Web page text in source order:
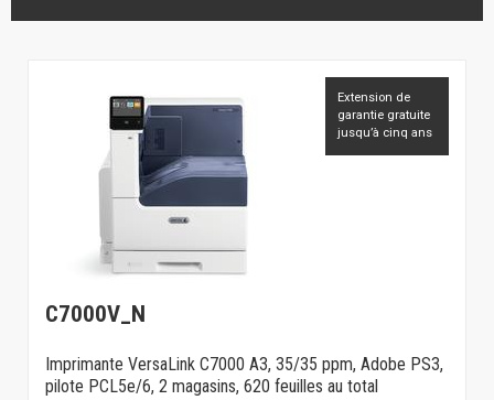
Extension de
garantie gratuite
jusqu’à cinq ans
C7000V_N
Imprimante VersaLink C7000 A3, 35/35 ppm, Adobe PS3,
pilote PCL5e/6, 2 magasins, 620 feuilles au total